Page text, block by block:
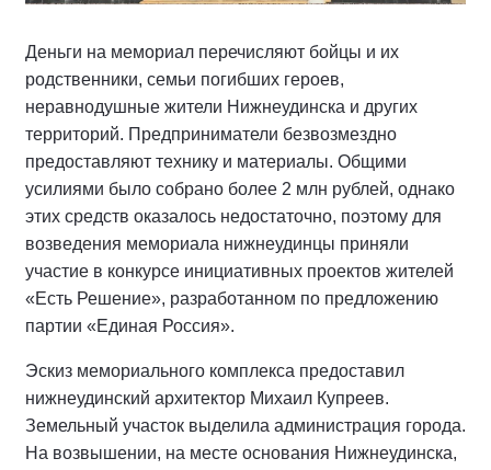
Деньги на мемориал перечисляют бойцы и их
родственники, семьи погибших героев,
неравнодушные жители Нижнеудинска и других
территорий. Предприниматели безвозмездно
предоставляют технику и материалы. Общими
усилиями было собрано более 2 млн рублей, однако
этих средств оказалось недостаточно, поэтому для
возведения мемориала нижнеудинцы приняли
участие в конкурсе инициативных проектов жителей
«Есть Решение», разработанном по предложению
партии «Единая Россия».
Эскиз мемориального комплекса предоставил
нижнеудинский архитектор Михаил Купреев.
Земельный участок выделила администрация города.
На возвышении, на месте основания Нижнеудинска,